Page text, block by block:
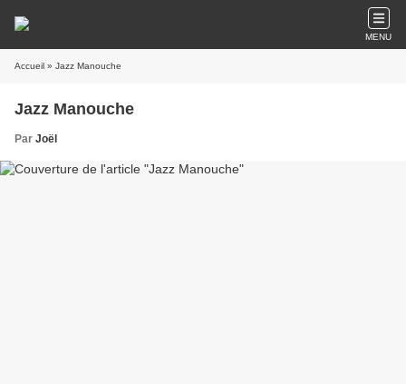
MENU
Accueil » Jazz Manouche
Jazz Manouche
Par Joël